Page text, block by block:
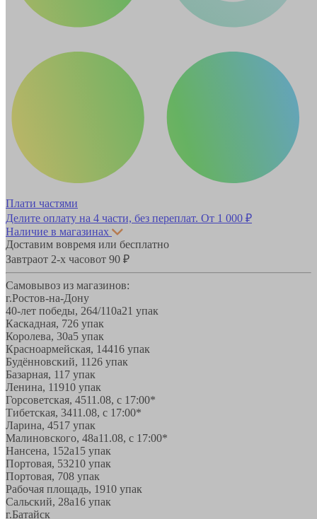
Плати частями
Делите оплату на 4 части, без переплат. От 1 000 ₽
Наличие в магазинах
Доставим вовремя или бесплатно
Завтраот 2-х часовот 90 ₽
Самовывоз из магазинов:
г.Ростов-на-Дону
40-лет победы, 264/110а21 упак
Каскадная, 726 упак
Королева, 30а5 упак
Красноармейская, 14416 упак
Будённовский, 11 26 упак
Базарная, 11 7 упак
Ленина, 11910 упак
Горсоветская, 4511.08, с 17:00*
Тибетская, 3411.08, с 17:00*
Ларина, 4517 упак
Малиновского, 48а11.08, с 17:00*
Нансена, 152а15 упак
Портовая, 53210 упак
Портовая, 708 упак
Рабочая площадь, 1910 упак
Сальский, 28a16 упак
г.Батайск